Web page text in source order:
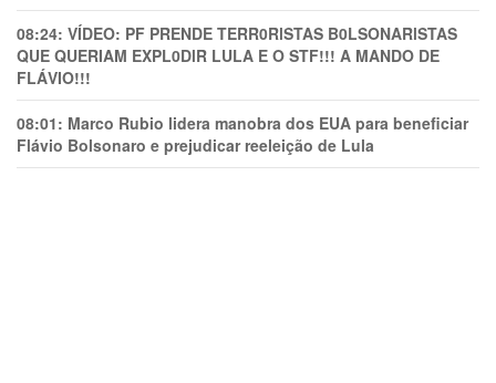
08:24: VÍDEO: PF PRENDE TERR0RlSTAS B0LSONARlSTAS
QUE QUERIAM EXPL0DlR LULA E O STF!!! A MANDO DE
FLÁVIO!!!
08:01: Marco Rubio lidera manobra dos EUA para beneficiar
Flávio Bolsonaro e prejudicar reeleição de Lula